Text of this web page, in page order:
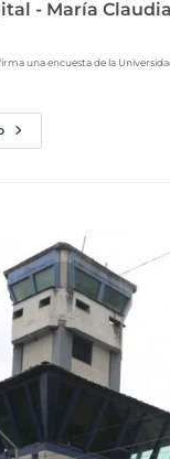
- María
una encuesta de la